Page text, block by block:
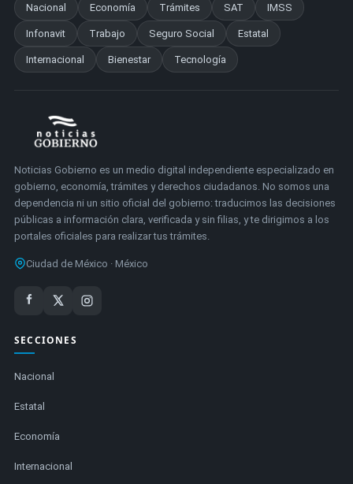
Nacional
Economía Trámites SAT IMSS
Infonavit Trabajo Seguro Social Estatal
Internacional Bienestar Tecnología
Noticias Gobierno es un medio digital independiente especializado en
gobierno, economía, trámites y derechos ciudadanos. No somos una
dependencia ni un sitio oficial del gobierno: traducimos las decisiones
públicas a información clara, verificada y sin filias, y te dirigimos a los
portales oficiales para realizar tus trámites.
Ciudad de México · México
SECCIONES
Nacional
Estatal
Economía
Internacional